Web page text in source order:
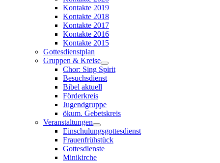
Kontakte 2019
Kontakte 2018
Kontakte 2017
Kontakte 2016
Kontakte 2015
Gottesdienstplan
Gruppen & Kreise
Chor: Sing Spirit
Besuchsdienst
Bibel aktuell
Förderkreis
Jugendgruppe
ökum. Gebetskreis
Veranstaltungen
Einschulungsgottesdienst
Frauenfrühstück
Gottesdienste
Minikirche